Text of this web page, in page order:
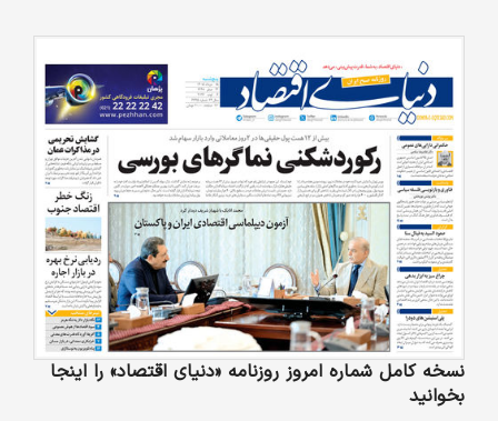
نسخه کامل شماره امروز روزنامه «دنیای‌ اقتصاد» را اینجا
بخوانید